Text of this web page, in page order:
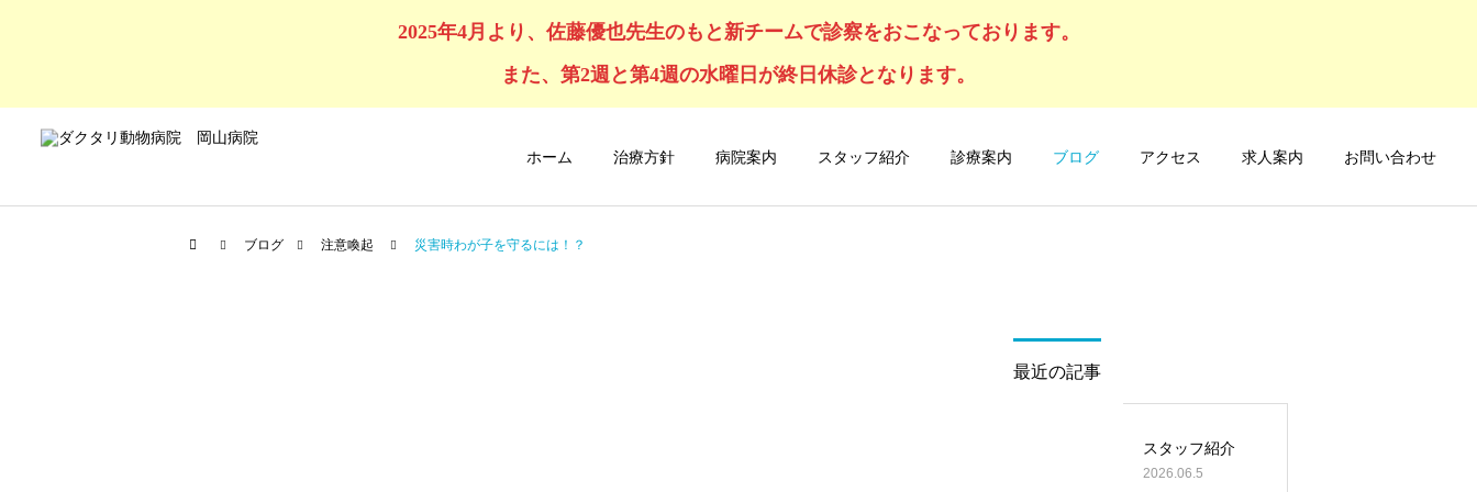
2025年4月より、佐藤優也先生のもと新チームで診察をおこなっております。
また、第2週と第4週の水曜日が終日休診となります。
ホーム 治療方針 病院案内 スタッフ紹介 診療案内 ブログ アクセス 求人案内 お問い合わせ
眼科診療
ブログ 注意喚起 災害時わが子を守るには！？
最近の記事
スタッフ紹介
2026.06.5